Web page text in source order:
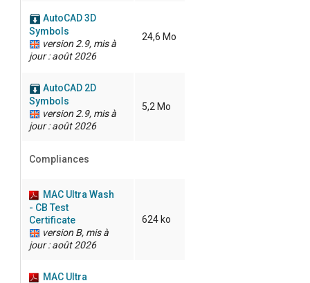
AutoCAD 3D
Symbols
version 2.9, mis à
jour : août 2026
24,6 Mo
AutoCAD 2D
Symbols
version 2.9, mis à
jour : août 2026
5,2 Mo
Compliances
MAC Ultra Wash
- CB Test
Certificate
version B, mis à
jour : août 2026
624 ko
MAC Ultra